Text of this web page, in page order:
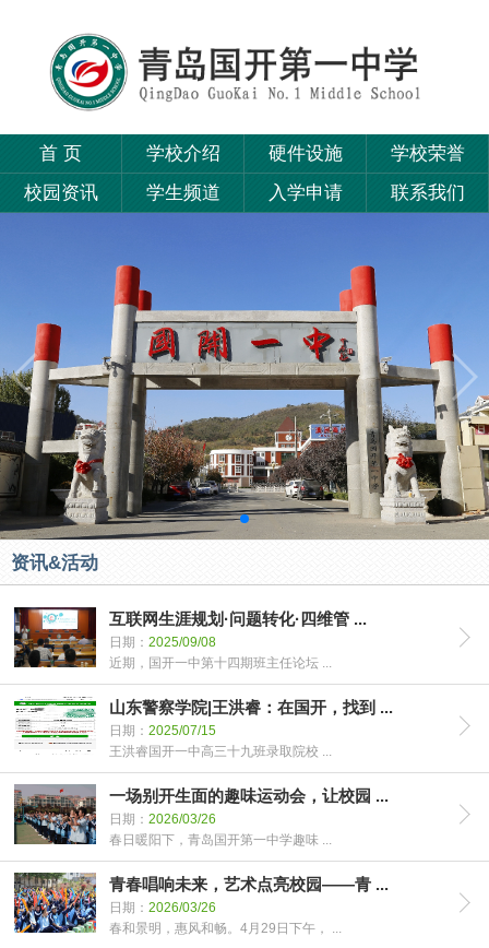
首 页 学校介绍 硬件设施
学校荣誉
校园资讯
学生频道 入学申请 联系我们
资讯&活动
互联网生涯规划·问题转化·四维管 ...
日期： 2025/09/08
近期，国开一中第十四期班主任论坛 ...
山东警察学院|王洪睿：在国开，找到 ...
日期： 2025/07/15
王洪睿国开一中高三十九班录取院校 ...
一场别开生面的趣味运动会，让校园 ...
日期： 2026/03/26
春日暖阳下，青岛国开第一中学趣味 ...
青春唱响未来，艺术点亮校园——青 ...
日期： 2026/03/26
春和景明，惠风和畅。4月29日下午， ...